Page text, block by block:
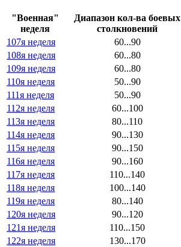
"Военная"
неделя
Диапазон кол-ва боевых
столкновений
107я неделя
60...90
108я неделя
60...80
109я неделя
60...80
110я неделя
50...90
111я неделя
50...90
112я неделя
60...100
113я неделя
80...110
114я неделя
90...130
115я неделя
90...150
116я неделя
90...160
117я неделя
110...140
118я неделя
100...140
119я неделя
80...140
120я неделя
90...120
121я неделя
110...150
122я неделя
130...170